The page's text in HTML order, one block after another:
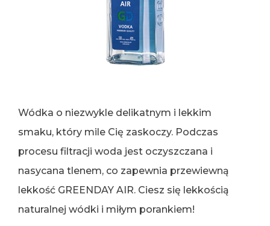
Wódka o niezwykle delikatnym i lekkim
smaku, który mile Cię zaskoczy. Podczas
procesu filtracji woda jest oczyszczana i
nasycana tlenem, co zapewnia przewiewną
lekkość GREENDAY AIR. Ciesz się lekkością
naturalnej wódki i miłym porankiem!